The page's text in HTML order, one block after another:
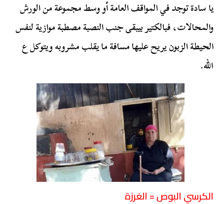
يا سادة توجد في المواقف العامة أو وسط مجموعة من الورش
والمحالات، فبالكتير بيبقى جنب النصبة مصطبة موازية لنفس
الحيطة الزبون يريح عليها مسافة ما يقلب مشروبه ويتوكل ع
الله.
الكرسي البوص = الغرزة